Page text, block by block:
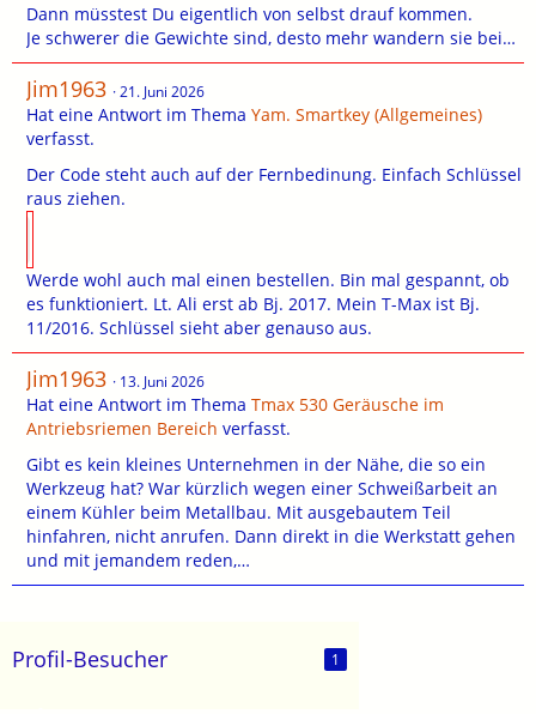
Dann müsstest Du eigentlich von selbst drauf kommen.
Je schwerer die Gewichte sind, desto mehr wandern sie bei…
Jim1963 21. Juni 2026
Hat eine Antwort im Thema Yam. Smartkey (Allgemeines)
verfasst.
Der Code steht auch auf der Fernbedinung. Einfach Schlüssel
raus ziehen.
Werde wohl auch mal einen bestellen. Bin mal gespannt, ob
es funktioniert. Lt. Ali erst ab Bj. 2017. Mein T-Max ist Bj.
11/2016. Schlüssel sieht aber genauso aus.
Jim1963 13. Juni 2026
Hat eine Antwort im Thema Tmax 530 Geräusche im
Antriebsriemen Bereich verfasst.
Gibt es kein kleines Unternehmen in der Nähe, die so ein
Werkzeug hat? War kürzlich wegen einer Schweißarbeit an
einem Kühler beim Metallbau. Mit ausgebautem Teil
hinfahren, nicht anrufen. Dann direkt in die Werkstatt gehen
und mit jemandem reden,…
Profil-Besucher 1